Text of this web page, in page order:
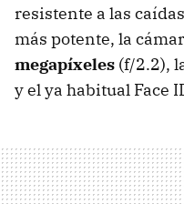
resistente a las
más potente, la
megapíxeles (f/2.2),
y el ya habitual Face